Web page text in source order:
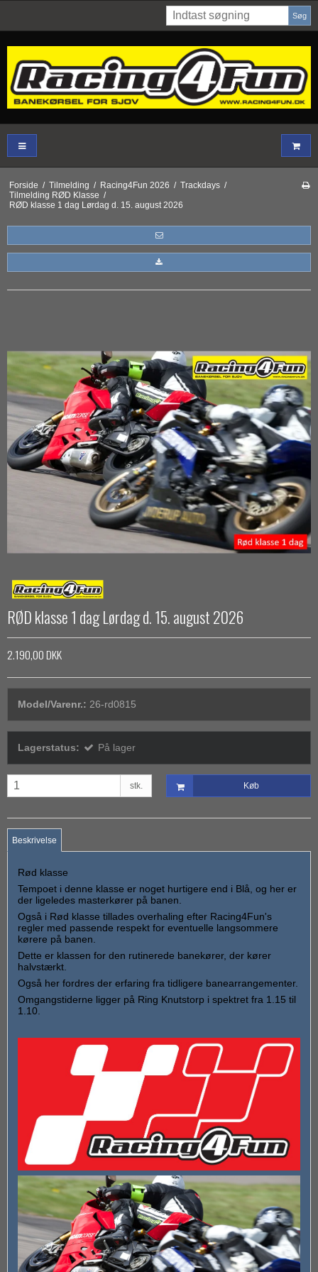
Søg
Forside / Tilmelding / Racing4Fun 2026 / Trackdays /
Tilmelding RØD Klasse /
RØD klasse 1 dag Lørdag d. 15. august 2026
RØD klasse 1 dag Lørdag d. 15. august 2026
2.190,00 DKK
Model/Varenr.: 26-rd0815
Lagerstatus: På lager
stk. Køb
Beskrivelse
Rød klasse
Tempoet i denne klasse er noget hurtigere end i Blå, og her er
der ligeledes masterkører på banen.
Også i Rød klasse tillades overhaling efter Racing4Fun's
regler med passende respekt for eventuelle langsommere
kørere på banen.
Dette er klassen for den rutinerede banekører, der kører
halvstærkt.
Også her fordres der erfaring fra tidligere banearrangementer.
Omgangstiderne ligger på Ring Knutstorp i spektret fra 1.15 til
1.10.